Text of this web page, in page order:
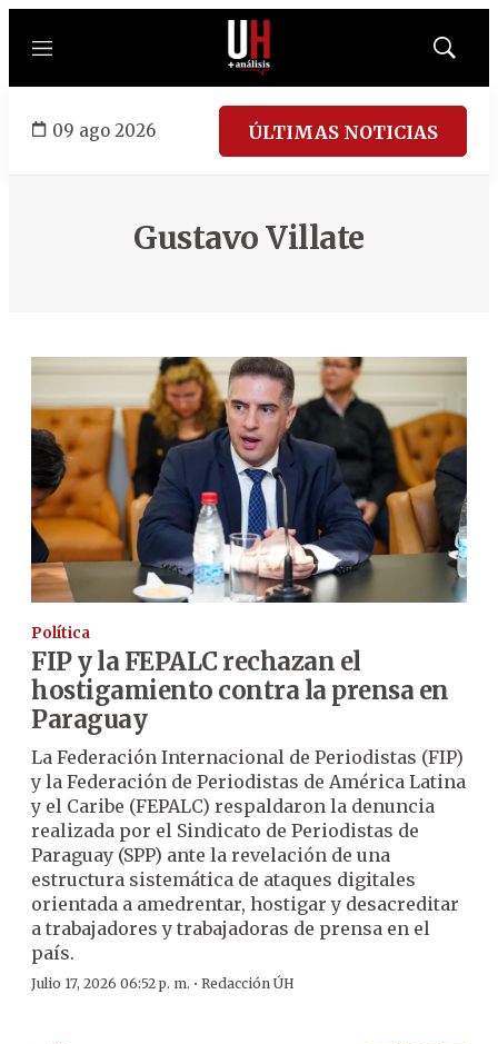
Menú
Mostrar
09 ago 2026 ÚLTIMAS NOTICIAS
Gustavo Villate
Política
FIP y la FEPALC rechazan el
hostigamiento contra la prensa en
Paraguay
La Federación Internacional de Periodistas (FIP)
y la Federación de Periodistas de América Latina
y el Caribe (FEPALC) respaldaron la denuncia
realizada por el Sindicato de Periodistas de
Paraguay (SPP) ante la revelación de una
estructura sistemática de ataques digitales
orientada a amedrentar, hostigar y desacreditar
a trabajadores y trabajadoras de prensa en el
país.
Julio 17, 2026 06:52 p. m. · Redacción ÚH